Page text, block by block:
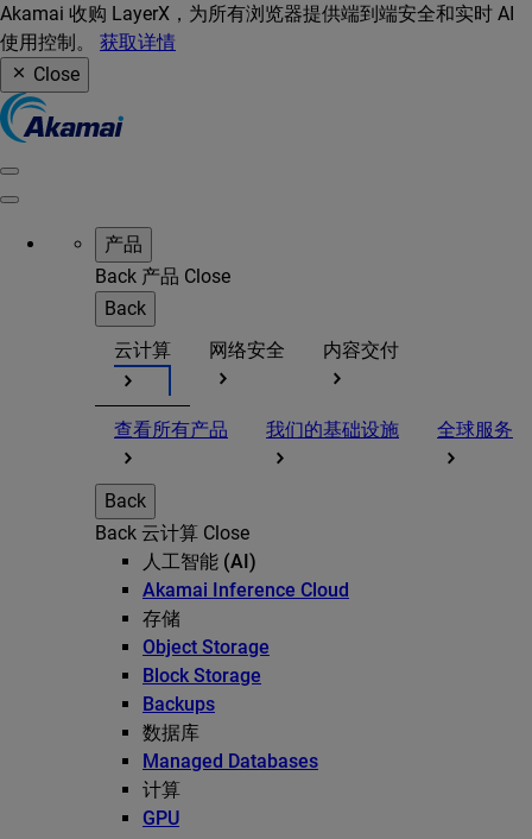
Akamai 收购 LayerX，为所有浏览器提供端到端安全和实时 AI
使用控制。 获取详情
Close
产品
Back 产品 Close
Back
云计算
网络安全 内容交付
查看所有产品 我们的基础设施 全球服务
Back
Back 云计算 Close
人工智能 (AI)
Akamai Inference Cloud
存储
Object Storage
Block Storage
Backups
数据库
Managed Databases
计算
GPU